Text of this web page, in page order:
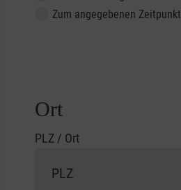
Zum angegebenen Zeitpunkt
Ort
PLZ / Ort